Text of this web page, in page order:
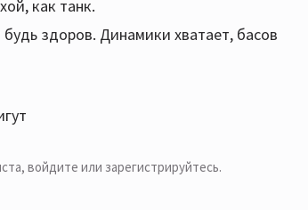
как танк.
здоров. Динамики хватает, басов
войдите или зарегистрируйтесь.